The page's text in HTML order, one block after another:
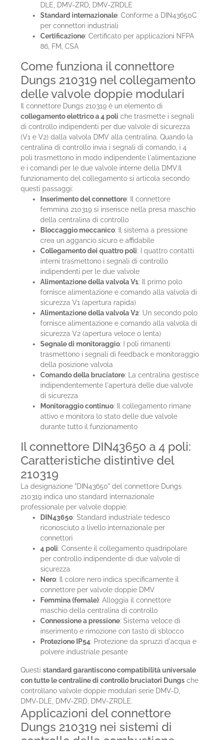
DLE, DMV-ZRD, DMV-ZRDLE
Standard internazionale: Conforme a DIN43650C
per connettori industriali
Certificazione: Certificato per applicazioni NFPA
86, FM, CSA
Come funziona il connettore
Dungs 210319 nel collegamento
delle valvole doppie modulari
Il connettore Dungs 210319 è un elemento di
collegamento elettrico a 4 poli che trasmette i segnali
di controllo indipendenti per due valvole di sicurezza
(V1 e V2) dalla valvola DMV alla centralina. Quando la
centralina di controllo invia i segnali di comando, i 4
poli trasmettono in modo indipendente l'alimentazione
e i comandi per le due valvole interne della DMV.Il
funzionamento del collegamento si articola secondo
questi passaggi:
Inserimento del connettore: Il connettore
femmina 210319 si inserisce nella presa maschio
della centralina di controllo
Bloccaggio meccanico: Il sistema a pressione
crea un aggancio sicuro e affidabile
Collegamento dei quattro poli: I quattro contatti
interni trasmettono i segnali di controllo
indipendenti per le due valvole
Alimentazione della valvola V1: Il primo polo
fornisce alimentazione e comando alla valvola di
sicurezza V1 (apertura rapida)
Alimentazione della valvola V2: Un secondo polo
fornisce alimentazione e comando alla valvola di
sicurezza V2 (apertura veloce o lenta)
Segnale di monitoraggio: I poli rimanenti
trasmettono i segnali di feedback e monitoraggio
della posizione valvola
Comando della bruciatore: La centralina gestisce
indipendentemente l'apertura delle due valvole
di sicurezza
Monitoraggio continuo: Il collegamento rimane
attivo e monitora lo stato delle due valvole
durante tutto il funzionamento
Il connettore DIN43650 a 4 poli:
Caratteristiche distintive del
210319
La designazione "DIN43650" del connettore Dungs
210319 indica uno standard internazionale
professionale per valvole doppie:
DIN43650: Standard industriale tedesco
riconosciuto a livello internazionale per
connettori
4 poli: Consente il collegamento quadripolare
per controllo indipendente di due valvole di
sicurezza
Nero: Il colore nero indica specificamente il
connettore per valvole doppie DMV
Femmina (female): Alloggia il connettore
maschio della centralina di controllo
Connessione a pressione: Sistema veloce di
inserimento e rimozione con tasto di sblocco
Protezione IP54: Protezione da spruzzi d'acqua e
polvere industriale pesante
Questistandard garantiscono compatibilità universale
con tutte le centraline di controllo bruciatori Dungs che
controllano valvole doppie modulari serie DMV-D,
DMV-DLE, DMV-ZRD, DMV-ZRDLE.
Applicazioni del connettore
Dungs 210319 nei sistemi di